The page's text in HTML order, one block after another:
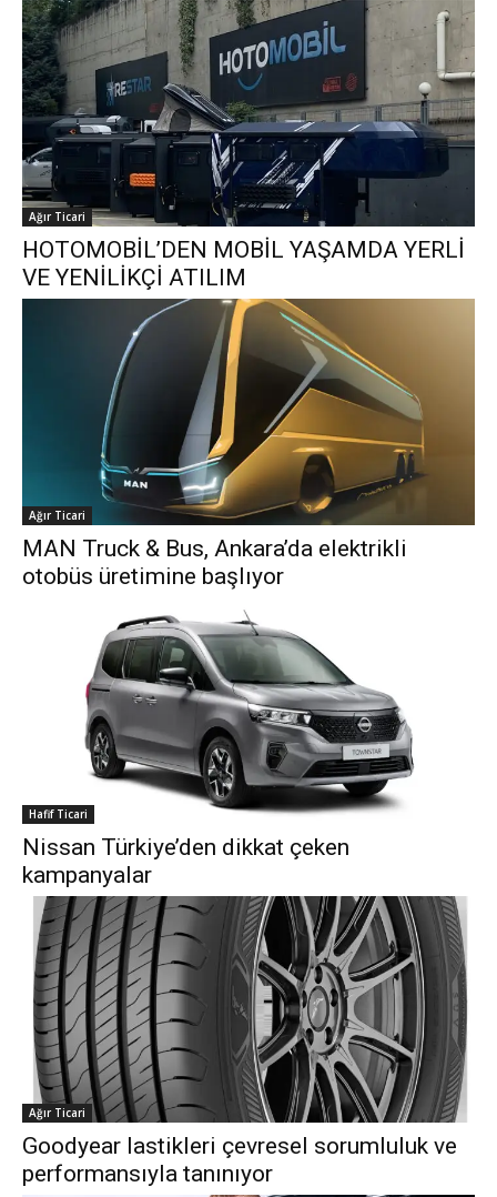
Ağır Ticari
HOTOMOBİL’DEN MOBİL YAŞAMDA YERLİ
VE YENİLİKÇİ ATILIM
Ağır Ticari
MAN Truck & Bus, Ankara’da elektrikli
otobüs üretimine başlıyor
Hafif Ticari
Nissan Türkiye’den dikkat çeken
kampanyalar
Ağır Ticari
Goodyear lastikleri çevresel sorumluluk ve
performansıyla tanınıyor